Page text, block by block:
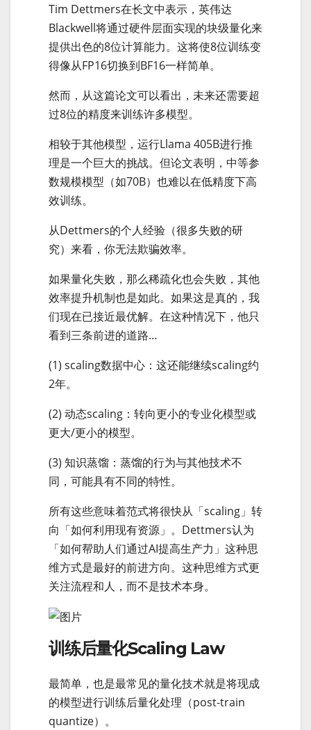
Tim Dettmers在长文中表示，英伟达
Blackwell将通过硬件层面实现的块级量化来
提供出色的8位计算能力。这将使8位训练变
得像从FP16切换到BF16一样简单。
然而，从这篇论文可以看出，未来还需要超
过8位的精度来训练许多模型。
相较于其他模型，运行Llama 405B进行推
理是一个巨大的挑战。但论文表明，中等参
数规模模型（如70B）也难以在低精度下高
效训练。
从Dettmers的个人经验（很多失败的研
究）来看，你无法欺骗效率。
如果量化失败，那么稀疏化也会失败，其他
效率提升机制也是如此。如果这是真的，我
们现在已接近最优解。在这种情况下，他只
看到三条前进的道路…
(1) scaling数据中心：这还能继续scaling约
2年。
(2) 动态scaling：转向更小的专业化模型或
更大/更小的模型。
(3) 知识蒸馏：蒸馏的行为与其他技术不
同，可能具有不同的特性。
所有这些意味着范式将很快从「scaling」转
向「如何利用现有资源」。Dettmers认为
「如何帮助人们通过AI提高生产力」这种思
维方式是最好的前进方向。这种思维方式更
关注流程和人，而不是技术本身。
训练后量化Scaling Law
最简单，也是最常见的量化技术就是将现成
的模型进行训练后量化处理（post-train
quantize）。